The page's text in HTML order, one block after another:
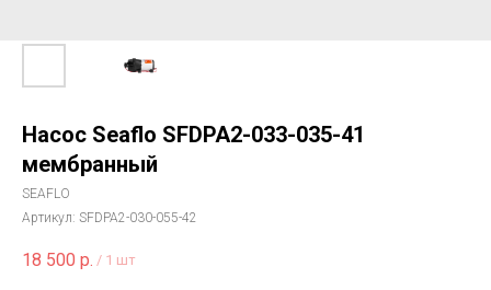
Насос Seaflo SFDPA2-033-035-41
мембранный
SEAFLO
Артикул: SFDPA2-030-055-42
18 500 р. / 1 шт